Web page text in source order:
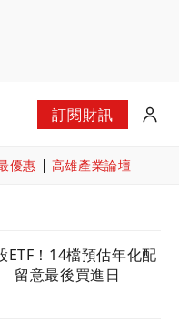
訂閱財訊
優惠 高雄產業論壇
ETF！14檔預估年化配
留意最後買進日